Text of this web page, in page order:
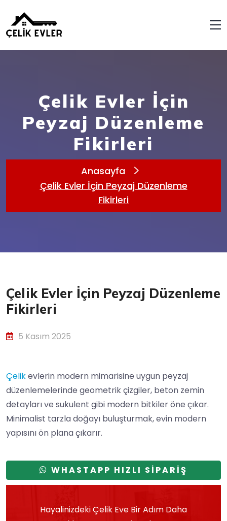
Çelik Evler İçin
Peyzaj Düzenleme
Fikirleri
Anasayfa
Çelik Evler İçin Peyzaj Düzenleme
Fikirleri
Çelik Evler İçin Peyzaj Düzenleme
Fikirleri
5 Kasım 2025
Çelikevlerin modern mimarisine uygun peyzaj
düzenlemelerinde geometrik çizgiler, beton zemin
detayları ve sukulent gibi modern bitkiler öne çıkar.
Minimalist tarzla doğayı buluşturmak, evin modern
yapısını ön plana çıkarır.
WHASTAPP HIZLI SİPARİŞ
Hayalinizdeki Çelik Eve Bir Adım Daha